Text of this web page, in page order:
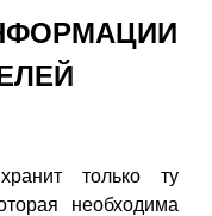
только ту
необходима